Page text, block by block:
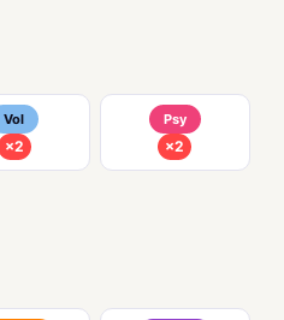
Vol
×2
Psy
×2